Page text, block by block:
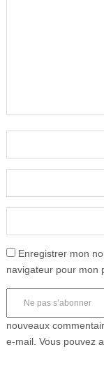
Enregistrer mon
navigateur pour mon
nouveaux
e-mail. Vous pouvez